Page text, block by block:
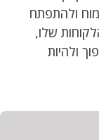
ולהתפתח
שלו,
ולהיות